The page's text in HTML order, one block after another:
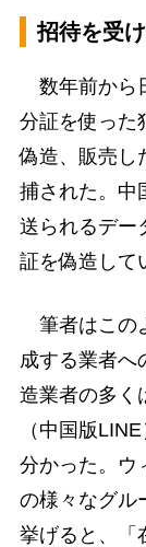
招待を受
数年前から
分証を使った
偽造、販売し
捕された。中
送られるデー
証を偽造して
筆者はこの
成する業者へ
造業者の多く
（中国版
分かった。ウ
の様々なグル
挙げると、「